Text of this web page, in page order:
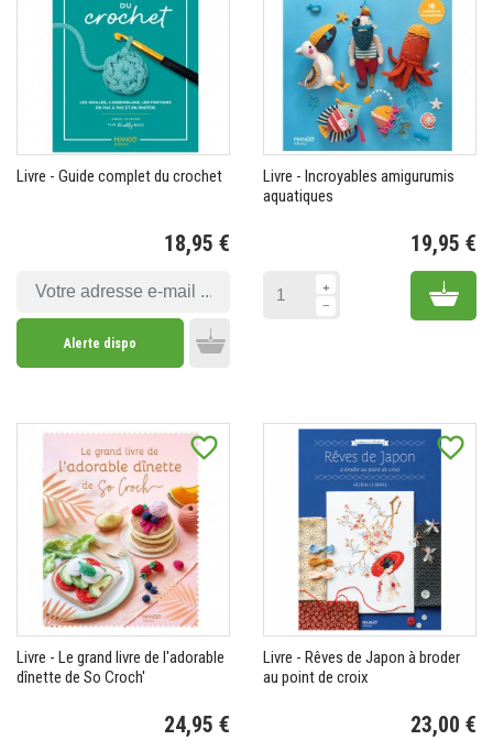
Livre - Guide complet du crochet
18,95 €
Alerte dispo
Livre - Incroyables amigurumis
aquatiques
19,95 €
Add
favorite_border
Livre - Le grand livre de l'adorable
dînette de So Croch'
24,95 €
favorite_border
Livre - Rêves de Japon à broder
au point de croix
23,00 €